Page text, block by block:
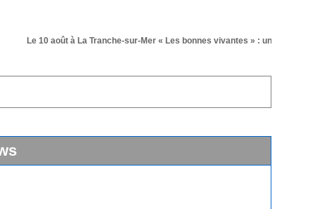
Le 10 août à La Tranche-sur-Mer « Les bonnes vivantes » : un ciné-